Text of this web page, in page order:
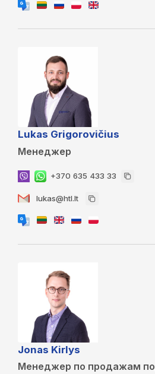
Lukas Grigorovičius
Менеджер
+370 635 433 33
lukas@htl.lt
Jonas Kirlys
Менеджер по продажам